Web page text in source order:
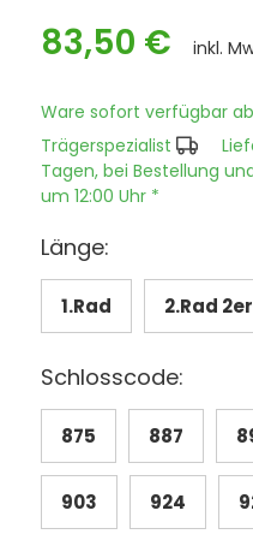
83,50 € inkl.
Ware sofort verfügbar
Trägerspezialist
Tagen, bei Bestellung
um 12:00 Uhr *
Länge:
1.Rad 2.Rad 2er
Schlosscode:
875 887
903 924